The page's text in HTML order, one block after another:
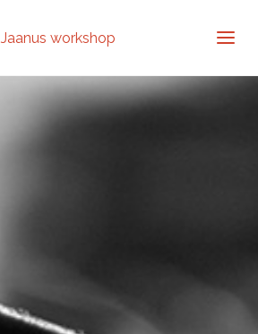
Jaanus workshop